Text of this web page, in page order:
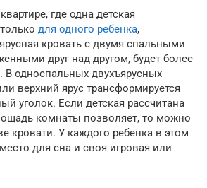
где одна детская
для одного ребенка,
кровать с двумя спальными
друг над другом, будет более
В односпальных двухъярусных
верхний ярус трансформируется
уголок. Если детская рассчитана
комнаты позволяет, то можно
кровати. У каждого ребенка в этом
для сна и своя игровая или